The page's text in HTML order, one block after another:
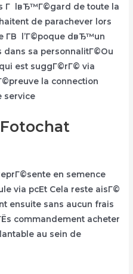
Г lвЂ™Г©gard de toute la
de parachever lors
Г­В l’Г©poque dвЂ™un
dans sa personnalitГ©Ou
est suggГ©rГ© via
la connection
service
en semence
via pcEt Cela reste aisГ©
ensuite sans aucun frais
commandement acheter
au sein de